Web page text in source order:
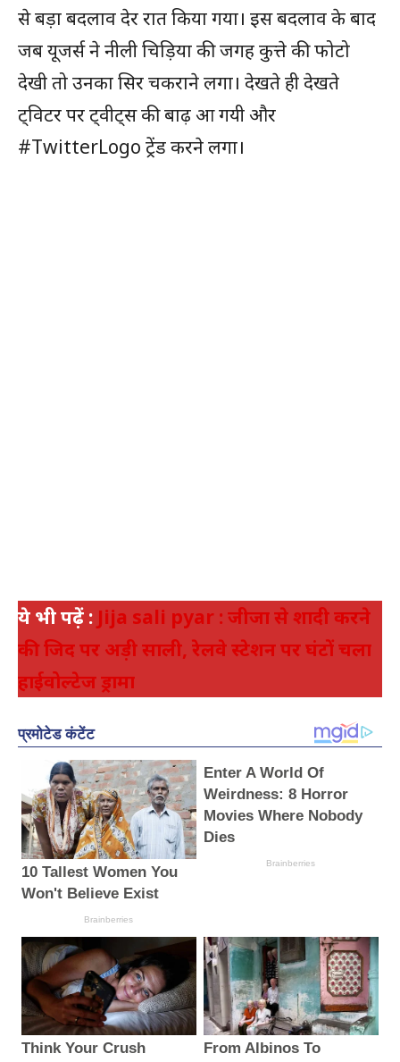
से बड़ा बदलाव देर रात किया गया। इस बदलाव के बाद
जब यूजर्स ने नीली चिड़िया की जगह कुत्ते की फोटो
देखी तो उनका सिर चकराने लगा। देखते ही देखते
ट्विटर पर ट्वीट्स की बाढ़ आ गयी और
#TwitterLogo ट्रेंड करने लगा।
ये भी पढ़ें : Jija sali pyar : जीजा से शादी करने
की जिद पर अड़ी साली, रेलवे स्टेशन पर घंटों चला
हाईवोल्टेज ड्रामा